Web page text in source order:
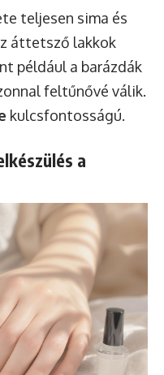
teljesen sima és
áttetsző lakkok
például a barázdák
feltűnővé válik.
kulcsfontosságú.
a